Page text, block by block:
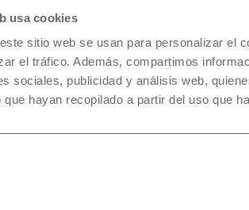
usa cookies
sitio web se usan para personalizar el
el tráfico. Además, compartimos
sociales, publicidad y análisis web,
que hayan recopilado a partir del uso que
y versiones de los modelos mostrados en
están basados en información disponible al
publicación y son referenciales, los cuales
sin previo aviso. Todos los
y pueden sufrir cambios o variaciones al
al momento del cierre y fecha de